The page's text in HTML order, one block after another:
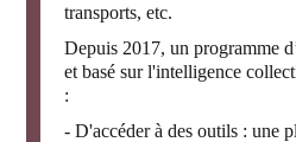
transports, etc.
Depuis 2017, un programme
et basé sur l'intelligence
:
- D'accéder à des outils : une